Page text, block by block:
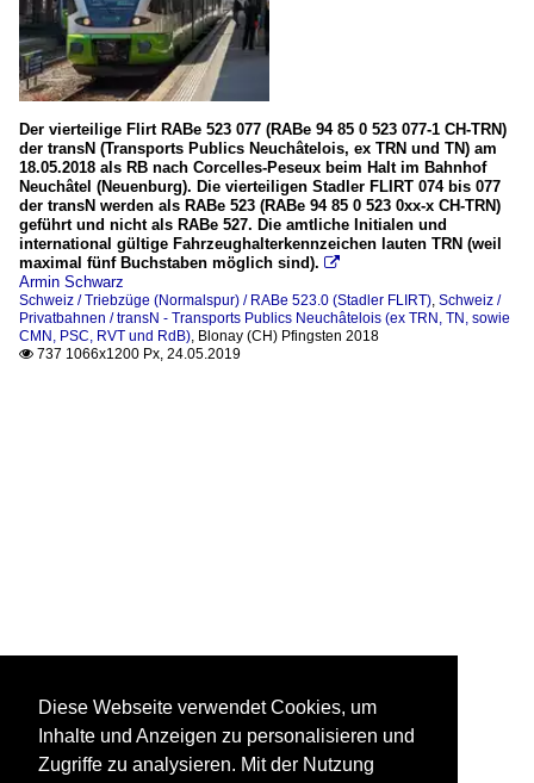
Der vierteilige Flirt RABe 523 077 (RABe 94 85 0 523 077-1 CH-TRN)
der transN (Transports Publics Neuchâtelois, ex TRN und TN) am
18.05.2018 als RB nach Corcelles-Peseux beim Halt im Bahnhof
Neuchâtel (Neuenburg). Die vierteiligen Stadler FLIRT 074 bis 077
der transN werden als RABe 523 (RABe 94 85 0 523 0xx-x CH-TRN)
geführt und nicht als RABe 527. Die amtliche Initialen und
international gültige Fahrzeughalterkennzeichen lauten TRN (weil
maximal fünf Buchstaben möglich sind). 
Armin Schwarz
Schweiz / Triebzüge (Normalspur) / RABe 523.0 (Stadler FLIRT), Schweiz /
Privatbahnen / transN - Transports Publics Neuchâtelois (ex TRN, TN, sowie
CMN, PSC, RVT und RdB), Blonay (CH) Pfingsten 2018
 737 1066x1200 Px, 24.05.2019
Diese Webseite verwendet Cookies, um
Inhalte und Anzeigen zu personalisieren und
Zugriffe zu analysieren. Mit der Nutzung